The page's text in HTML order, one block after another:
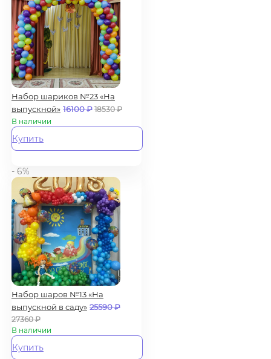
Набор шариков №23 «На
выпускной» 16100₽ 18530₽
В наличии
Купить
- 6%
Набор шаров №13 «На
выпускной в саду» 25590₽
27360₽
В наличии
Купить